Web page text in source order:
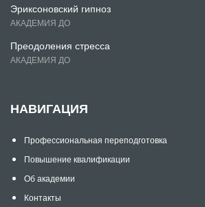
Эриксоновский гипноз
АКАДЕМИЯ ДО
Преодоления стресса
АКАДЕМИЯ ДО
НАВИГАЦИЯ
Профессиональная переподготовка
Повышение квалификации
Об академии
Контакты